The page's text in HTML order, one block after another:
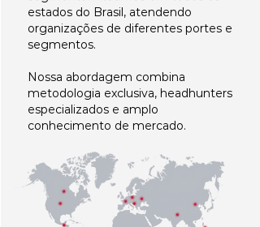
estados do Brasil, atendendo
organizações de diferentes portes e
segmentos.
Nossa abordagem combina
metodologia exclusiva, headhunters
especializados e amplo
conhecimento de mercado.